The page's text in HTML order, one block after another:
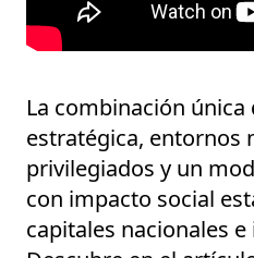
La combinación
estratégica, entornos
privilegiados y un
con impacto social
capitales nacionales